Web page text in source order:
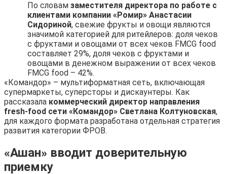
По словам заместителя директора по работе с
клиентами компании «Ромир» Анастасии
Сидориной, свежие фрукты и овощи являются
значимой категорией для ритейлеров: доля чеков
с фруктами и овощами от всех чеков FMCG food
составляет 29%, доля чеков с фруктами и
овощами в денежном выражении от всех чеков
FMCG food – 42%.
«Командор» – мультиформатная сеть, включающая
супермаркеты, суперсторы и дискаунтеры. Как
рассказала коммерческий директор направления
fresh-food сети «Командор» Светлана Колтуновская,
для каждого формата разработана отдельная стратегия
развития категории ФРОВ.
«Ашан» вводит доверительную
приемку